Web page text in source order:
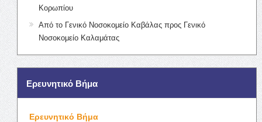
Κορωπίου
Από το Γενικό Νοσοκομείο Καβάλας προς Γενικό
Νοσοκομείο Καλαμάτας
Ερευνητικό Βήμα
Ερευνητικό Βήμα